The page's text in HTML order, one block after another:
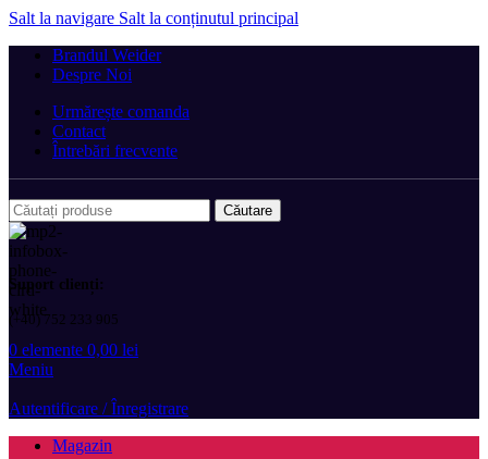
Salt la navigare Salt la conținutul principal
Brandul Weider
Despre Noi
Urmărește comanda
Contact
Întrebări frecvente
Căutare
Suport clienți:
(+40) 752 233 905
0 elemente 0,00 lei
Meniu
Autentificare / Înregistrare
Magazin